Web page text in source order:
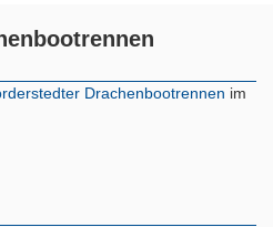
Drachenbootrennen im